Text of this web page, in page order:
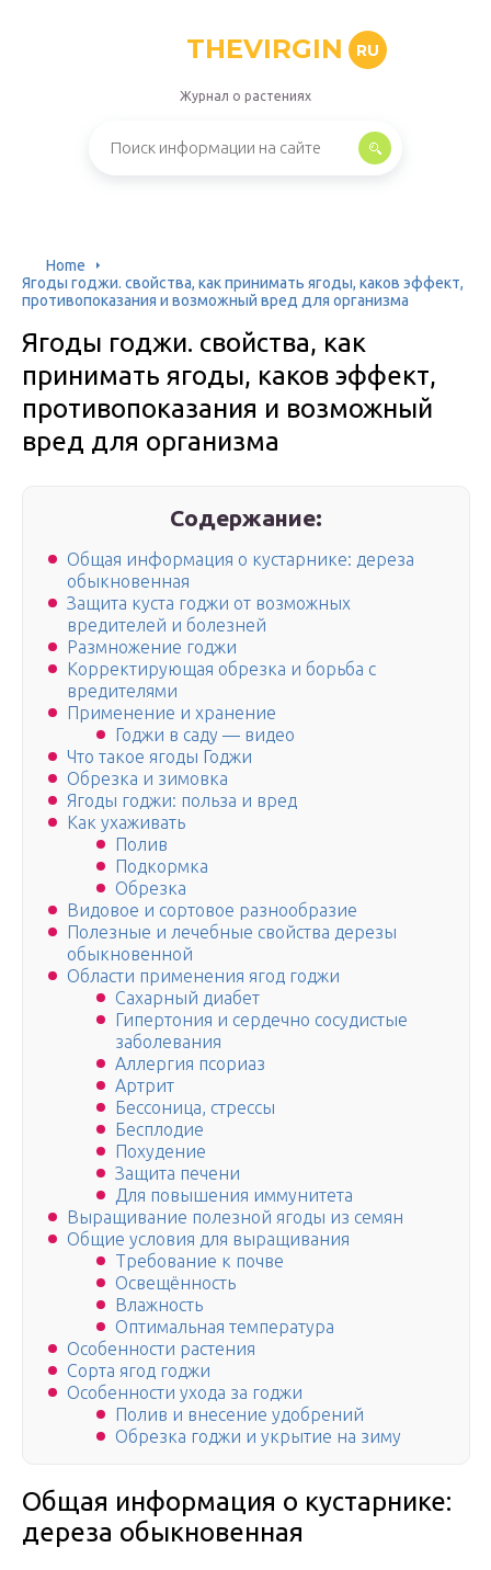
THEVIRGIN RU
Журнал о растениях
Home
Ягоды годжи. свойства, как принимать ягоды, каков эффект,
противопоказания и возможный вред для организма
Ягоды годжи. свойства, как
принимать ягоды, каков эффект,
противопоказания и возможный
вред для организма
Содержание:
Общая информация о кустарнике: дереза
обыкновенная
Защита куста годжи от возможных
вредителей и болезней
Размножение годжи
Корректирующая обрезка и борьба с
вредителями
Применение и хранение
Годжи в саду — видео
Что такое ягоды Годжи
Обрезка и зимовка
Ягоды годжи: польза и вред
Как ухаживать
Полив
Подкормка
Обрезка
Видовое и сортовое разнообразие
Полезные и лечебные свойства дерезы
обыкновенной
Области применения ягод годжи
Сахарный диабет
Гипертония и сердечно сосудистые
заболевания
Аллергия псориаз
Артрит
Бессоница, стрессы
Бесплодие
Похудение
Защита печени
Для повышения иммунитета
Выращивание полезной ягоды из семян
Общие условия для выращивания
Требование к почве
Освещённость
Влажность
Оптимальная температура
Особенности растения
Сорта ягод годжи
Особенности ухода за годжи
Полив и внесение удобрений
Обрезка годжи и укрытие на зиму
Общая информация о кустарнике:
дереза обыкновенная